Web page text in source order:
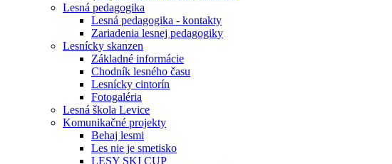
Lesná pedagogika
Lesná pedagogika - kontakty
Zariadenia lesnej pedagogiky
Lesnícky skanzen
Základné informácie
Chodník lesného času
Lesnícky cintorín
Fotogaléria
Lesná škola Levice
Komunikačné projekty
Behaj lesmi
Les nie je smetisko
LESY SKI CUP